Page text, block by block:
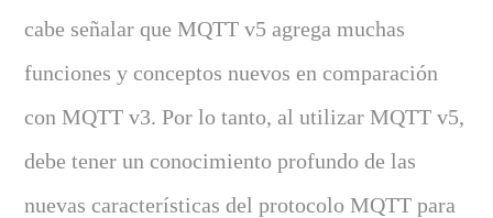
cabe señalar que MQTT v5 agrega muchas
funciones y conceptos nuevos en comparación
con MQTT v3. Por lo tanto, al utilizar MQTT v5,
debe tener un conocimiento profundo de las
nuevas características del protocolo MQTT para